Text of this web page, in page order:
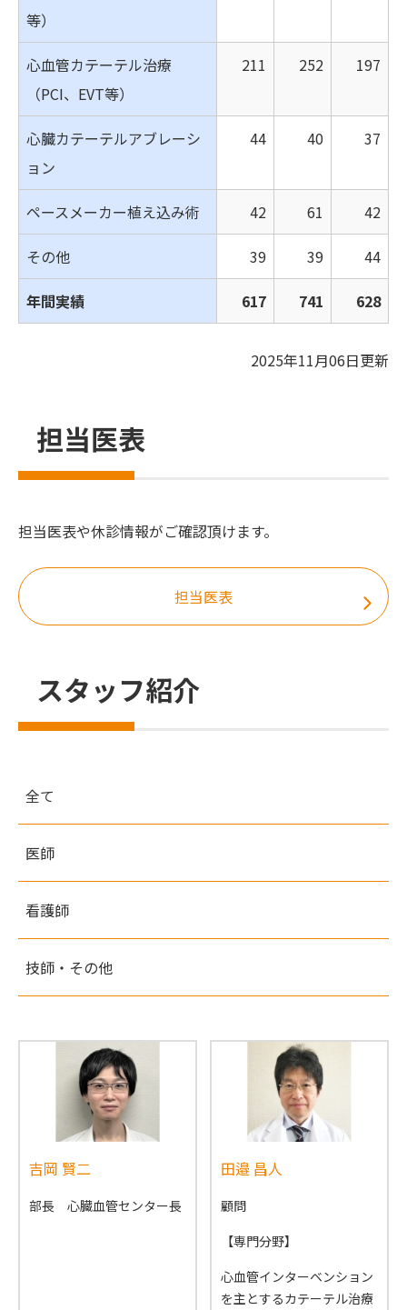
等）
心血管カテーテル治療
（PCI、EVT等）
211 252 197
心臓カテーテルアブレーシ
ョン
44 40 37
ペースメーカー植え込み術 42 61 42
その他 39 39 44
年間実績 617 741 628
2025年11月06日更新
担当医表
担当医表や休診情報がご確認頂けます。
担当医表
スタッフ紹介
全て
医師
看護師
技師・その他
吉岡 賢二
部長 心臓血管センター長
田邉 昌人
顧問
【専門分野】
心血管インターベンション
を主とするカテーテル治療